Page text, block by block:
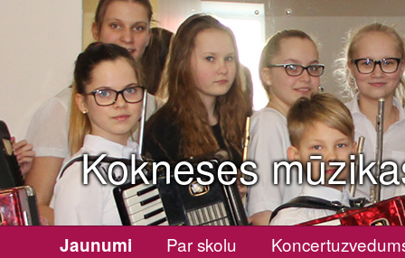
Kokneses
Jaunumi Par skolu